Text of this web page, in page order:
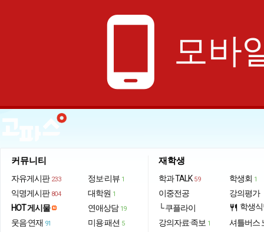
phone_android 모바
커뮤니티
자유게시판 233
익명게시판 804
HOT 게시물
웃음·연재 91
정보·리뷰 1
대학원 1
연애상담 19
미용·패션 5
재학생
학과 TALK 59
이중전공
└ 쿠플라이
강의자료·족보 1
학생회 1
강의평가
restaurant 학생
셔틀버스